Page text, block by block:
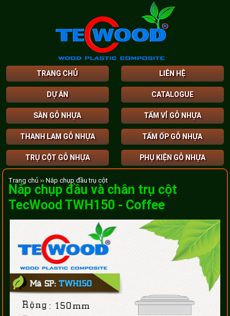
TRANG CHỦ LIÊN HỆ
DỰ ÁN CATALOGUE
SÀN GỖ NHỰA TẤM VỈ GỖ NHỰA
THANH LAM GỖ NHỰA TẤM ỐP GỖ NHỰA
TRỤ CỘT GỖ NHỰA PHỤ KIỆN GỖ NHỰA
Trang chủ ›› Nắp chụp đầu trụ cột
Nắp chụp đầu và chân trụ cột
TecWood TWH150 - Coffee